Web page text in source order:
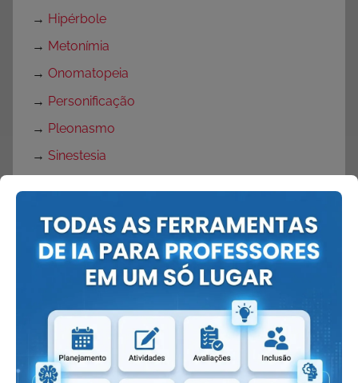
→ Hipérbole
→ Metonímia
→ Onomatopeia
→ Personificação
→ Pleonasmo
→ Sinestesia
Girias
→Tbt
Páscoa
→Atividades Verdadeiro sentido da Páscoa
Atividades de Páscoa com Interpretação de
Texto